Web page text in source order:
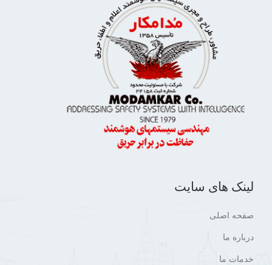
لینک های سایت
صفحه اصلی
درباره ما
خدمات ما